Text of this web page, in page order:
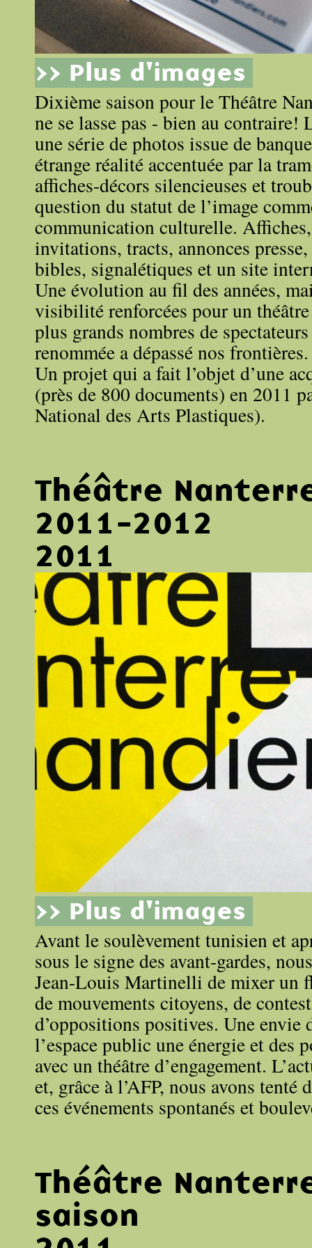
>> Plus d'images
Dixième saison pour le Théâtre
ne se lasse pas - bien au contraire!
une série de photos issue de
étrange réalité accentuée par la
affiches-décors silencieuses et
question du statut de l’image
communication culturelle.
invitations, tracts, annonces
bibles, signalétiques et un site
Une évolution au fil des années,
visibilité renforcées pour un
plus grands nombres de
renommée a dépassé nos frontières.
Un projet qui a fait l’objet d’une
(près de 800 documents) en 2011
National des Arts Plastiques).
Théâtre
2011-2012
2011
>> Plus d'images
Avant le soulèvement tunisien et
sous le signe des avant-gardes,
Jean-Louis Martinelli de mixer un
de mouvements citoyens, de
d’oppositions positives. Une envie
l’espace public une énergie et des
avec un théâtre d’engagement.
et, grâce à l’AFP, nous avons tenté
ces événements spontanés et
Théâtre
saison